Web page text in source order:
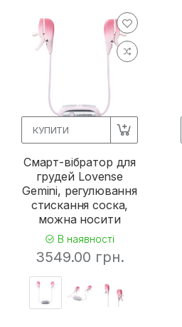
КУПИТИ
Смарт-вібратор для
грудей Lovense
Gemini, регулювання
стискання соска,
можна носити
В наявності
3549.00 грн.